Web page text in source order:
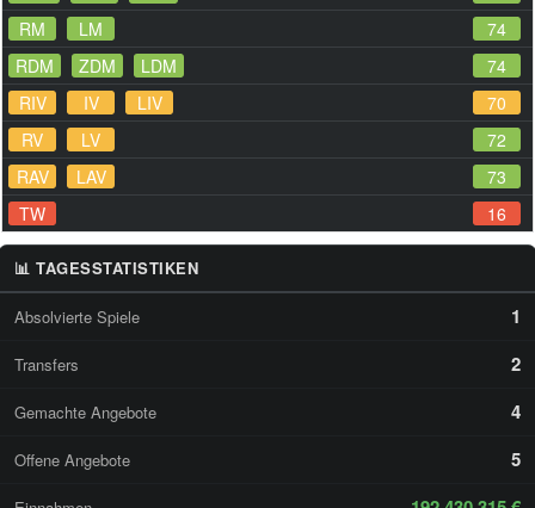
RM
LM
74
RDM
ZDM LDM
74
RIV
IV LIV
70
RV
LV
72
RAV
LAV
73
TW
16
📊 TAGESSTATISTIKEN
Absolvierte Spiele 1
Transfers 2
Gemachte Angebote 4
Offene Angebote 5